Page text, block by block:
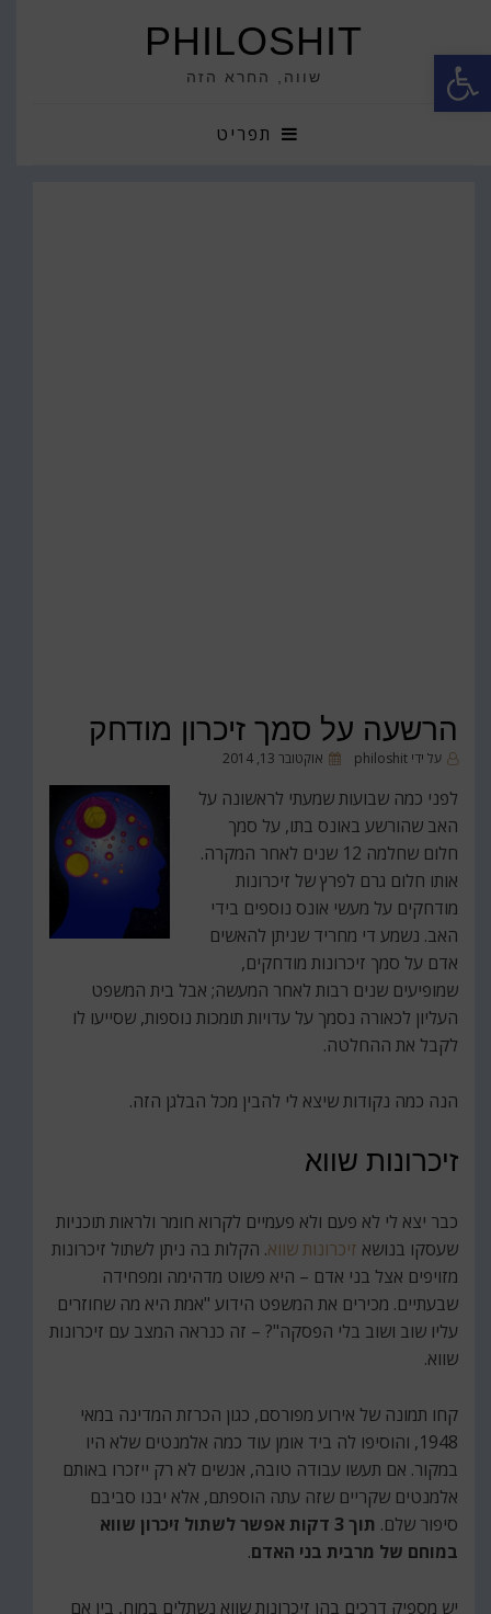
פתח סרגל נגישות PHILOSHIT
שווה, החרא הזה
תפריט
הרשעה על סמך זיכרון מודחק
על ידי philoshit
פורסםאוקטובר 13, 2014
לפני כמה שבועות שמעתי לראשונה על
האב שהורשע באונס בתו, על סמך
חלום שחלמה 12 שנים לאחר המקרה.
אותו חלום גרם לפרץ של זיכרונות
מודחקים על מעשי אונס נוספים בידי
האב. נשמע די מחריד שניתן להאשים
אדם על סמך זיכרונות מודחקים,
שמופיעים שנים רבות לאחר המעשה; אבל בית המשפט
העליון לכאורה נסמך על עדויות תומכות נוספות, שסייעו לו
לקבל את ההחלטה.
הנה כמה נקודות שיצא לי להבין מכל הבלגן הזה.
זיכרונות שווא
כבר יצא לי לא פעם ולא פעמיים לקרוא חומר ולראות תוכניות
שעסקו בנושא זיכרונות שווא. הקלות בה ניתן לשתול זיכרונות
מזויפים אצל בני אדם – היא פשוט מדהימה ומפחידה
שבעתיים. מכירים את המשפט הידוע "אמת היא מה שחוזרים
עליו שוב ושוב בלי הפסקה"? – זה כנראה המצב עם זיכרונות
שווא.
קחו תמונה של אירוע מפורסם, כגון הכרזת המדינה במאי
1948, והוסיפו לה ביד אומן עוד כמה אלמנטים שלא היו
במקור. אם תעשו עבודה טובה, אנשים לא רק ייזכרו באותם
אלמנטים שקריים שזה עתה הוספתם, אלא יבנו סביבם
סיפור שלם.
תוך 3 דקות אפשר לשתול זיכרון שווא
במוחם של מרבית בני האדם.
יש מספיק דרכים בהן זיכרונות שווא נשתלים במוח, בין אם